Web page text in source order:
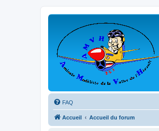
FAQ
Accueil Accueil du forum